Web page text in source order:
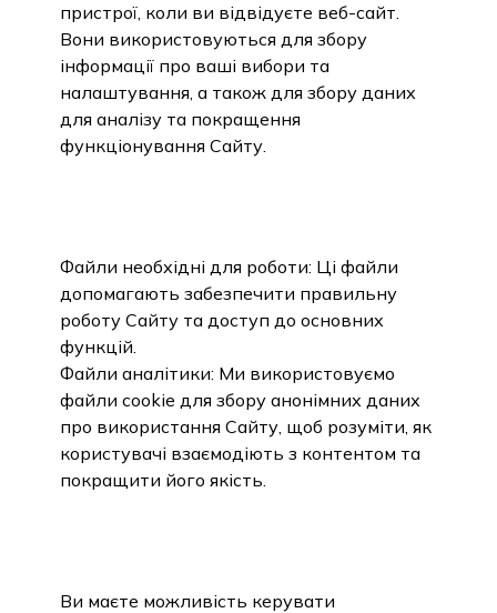
пристрої, коли ви відвідуєте веб-сайт.
Вони використовуються для збору
інформації про ваші вибори та
налаштування, а також для збору даних
для аналізу та покращення
функціонування Сайту.
Файли необхідні для роботи: Ці файли
допомагають забезпечити правильну
роботу Сайту та доступ до основних
функцій.
Файли аналітики: Ми використовуємо
файли cookie для збору анонімних даних
про використання Сайту, щоб розуміти, як
користувачі взаємодіють з контентом та
покращити його якість.
Ви маєте можливість керувати